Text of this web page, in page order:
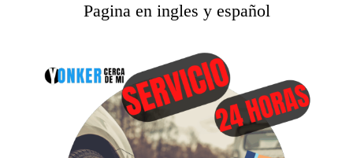
Pagina en ingles y español